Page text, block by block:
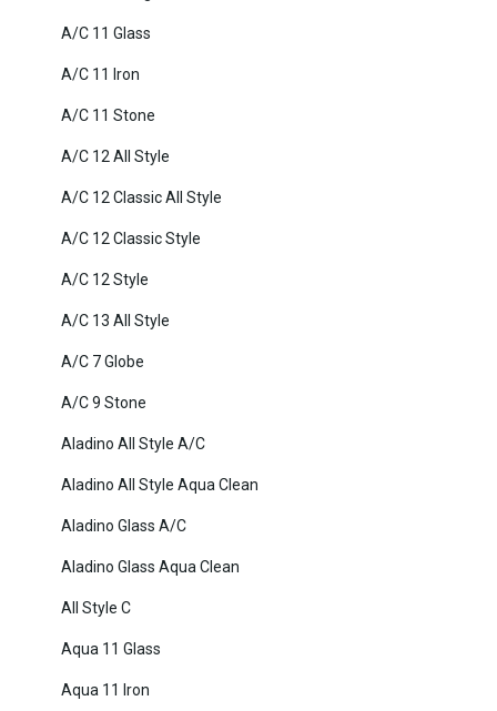
A/C 11 Glass
A/C 11 Iron
A/C 11 Stone
A/C 12 All Style
A/C 12 Classic All Style
A/C 12 Classic Style
A/C 12 Style
A/C 13 All Style
A/C 7 Globe
A/C 9 Stone
Aladino All Style A/C
Aladino All Style Aqua Clean
Aladino Glass A/C
Aladino Glass Aqua Clean
All Style C
Aqua 11 Glass
Aqua 11 Iron